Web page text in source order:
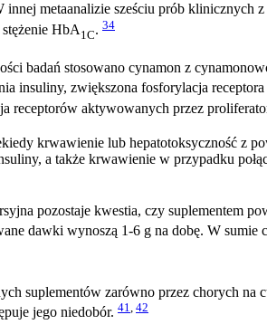
innej metaanalizie sześciu prób klinicznych
HbA 1C. 34
badań stosowano cynamon z
insuliny, zwiększona fosforylacja
receptorów aktywowanych przez
krwawienie lub hepatotoksyczność z
a także krwawienie w przypadku
pozostaje kwestia, czy suplementem
dawki wynoszą 1-6 g na dobę. W
suplementów zarówno przez chorych
jego niedobór. 41, 42